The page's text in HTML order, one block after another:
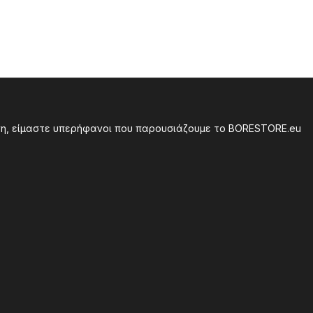
είμαστε υπερήφανοι που παρουσιάζουμε το BORESTORE.eu